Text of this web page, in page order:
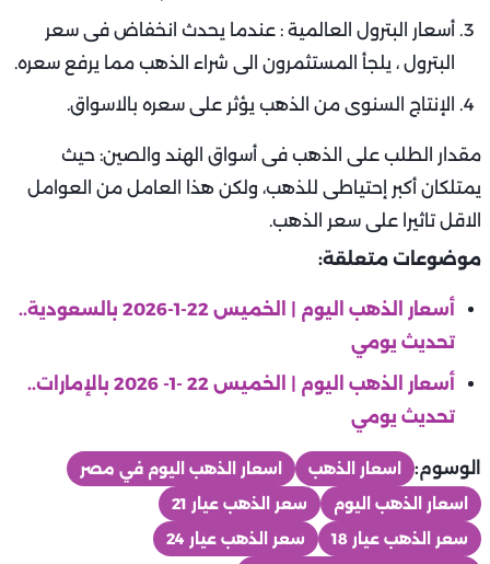
أسعار البترول العالمية : عندما يحدث انخفاض فى سعر
البترول ، يلجأ المستثمرون الى شراء الذهب مما يرفع سعره.
الإنتاج السنوى من الذهب يؤثر على سعره بالاسواق.
مقدار الطلب على الذهب فى أسواق الهند والصين: حيث
يمتلكان أكبر إحتياطى للذهب، ولكن هذا العامل من العوامل
الاقل تاثيرا على سعر الذهب.
موضوعات متعلقة:
أسعار الذهب اليوم | الخميس 22-1-2026 بالسعودية..
تحديث يومي
أسعار الذهب اليوم | الخميس 22 -1- 2026 بالإمارات..
تحديث يومي
الوسوم: اسعار الذهب
اسعار الذهب اليوم في مصر
اسعار الذهب اليوم
سعر الذهب عيار 21
سعر الذهب عيار 18
سعر الذهب عيار 24